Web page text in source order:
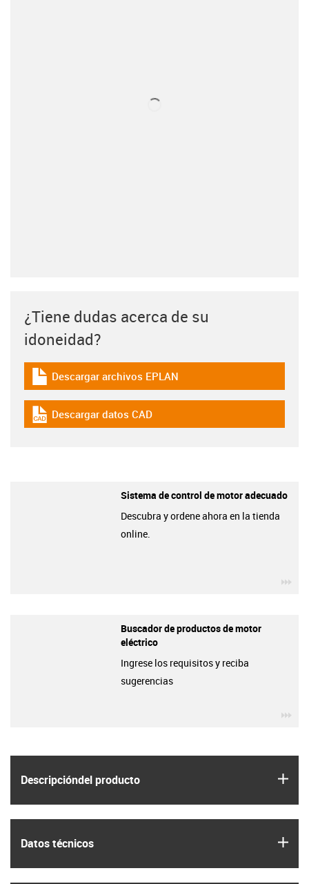
Descripción­del producto
Datos técnicos
¿Tiene dudas acerca de su
idoneidad?
igus-icon-download-plan
Descargar archivos EPLAN
igus-icon-cad-dateien
Descargar datos CAD
Sistema de control de motor adecuado
Descubra y ordene ahora en la tienda
online.
Buscador de productos de motor
eléctrico
Ingrese los requisitos y reciba
sugerencias